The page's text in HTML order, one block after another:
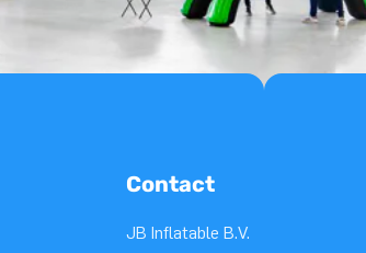
Contact
JB Inflatable B.V.